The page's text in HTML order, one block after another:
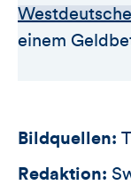
einem
Bildquellen:
Redaktion: